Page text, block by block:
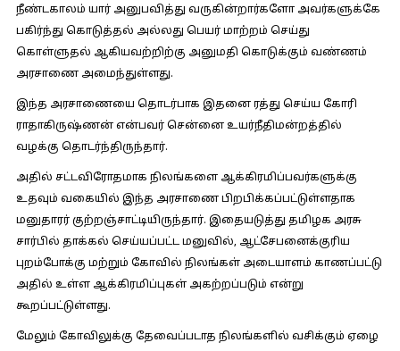
நீண்டகாலம் யார் அனுபவித்து வருகின்றார்களோ அவர்களுக்கே
பகிர்ந்து கொடுத்தல் அல்லது பெயர் மாற்றம் செய்து
கொள்ளுதல் ஆகியவற்றிற்கு அனுமதி கொடுக்கும் வண்ணம்
அரசாணை அமைந்துள்ளது.
இந்த அரசாணையை தொடர்பாக இதனை ரத்து செய்ய கோரி
ராதாகிருஷ்ணன் என்பவர் சென்னை உயர்நீதிமன்றத்தில்
வழக்கு தொடர்ந்திருந்தார்.
அதில் சட்டவிரோதமாக நிலங்களை ஆக்கிரமிப்பவர்களுக்கு
உதவும் வகையில் இந்த அரசாணை பிறபிக்கப்பட்டுள்ளதாக
மனுதாரர் குற்றஞ்சாட்டியிருந்தார். இதையடுத்து தமிழக அரசு
சார்பில் தாக்கல் செய்யப்பட்ட மனுவில், ஆட்சேபனைக்குரிய
புறம்போக்கு மற்றும் கோவில் நிலங்கள் அடையாளம் காணப்பட்டு
அதில் உள்ள ஆக்கிரமிப்புகள் அகற்றப்படும் என்று
கூறப்பட்டுள்ளது.
மேலும் கோவிலுக்கு தேவைப்படாத நிலங்களில் வசிக்கும் ஏழை